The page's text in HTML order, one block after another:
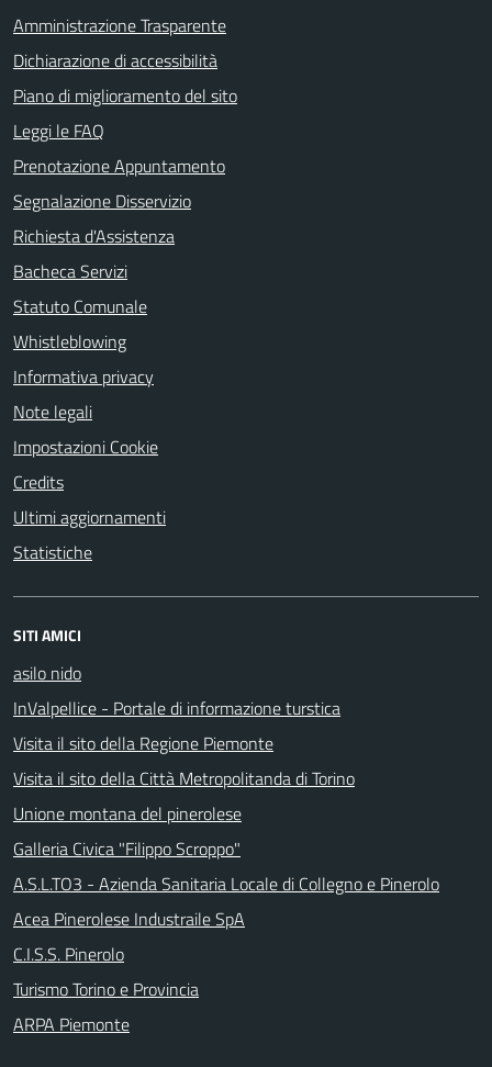
Amministrazione Trasparente
Dichiarazione di accessibilità
Piano di miglioramento del sito
Leggi le FAQ
Prenotazione Appuntamento
Segnalazione Disservizio
Richiesta d'Assistenza
Bacheca Servizi
Statuto Comunale
Whistleblowing
Informativa privacy
Note legali
Impostazioni Cookie
Credits
Ultimi aggiornamenti
Statistiche
SITI AMICI
asilo nido
InValpellice - Portale di informazione turstica
Visita il sito della Regione Piemonte
Visita il sito della Città Metropolitanda di Torino
Unione montana del pinerolese
Galleria Civica "Filippo Scroppo"
A.S.L.TO3 - Azienda Sanitaria Locale di Collegno e Pinerolo
Acea Pinerolese Industraile SpA
C.I.S.S. Pinerolo
Turismo Torino e Provincia
ARPA Piemonte